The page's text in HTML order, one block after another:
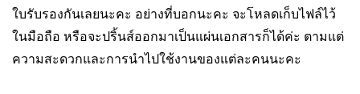
ใบรับรองกันเลยนะคะ อย่างที่บอกนะคะ จะโหลดเก็บไฟล์ไว้
ในมือถือ หรือจะปริ้นส์ออกมาเป็นแผ่นเอกสารก็ได้ค่ะ ตามแต่
ความสะดวกและการนำไปใช้งานของแต่ละคนนะคะ